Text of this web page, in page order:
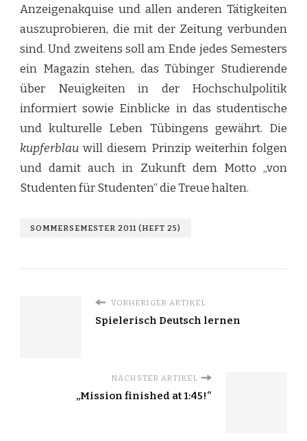
Anzeigenakquise und allen anderen Tätigkeiten
auszuprobieren, die mit der Zeitung verbunden
sind. Und zweitens soll am Ende jedes Semesters
ein Magazin stehen, das Tübinger Studierende
über Neuigkeiten in der Hochschulpolitik
informiert sowie Einblicke in das studentische
und kulturelle Leben Tübingens gewährt. Die
kupferblau will diesem Prinzip weiterhin folgen
und damit auch in Zukunft dem Motto „von
Studenten für Studenten“ die Treue halten.
SOMMERSEMESTER 2011 (HEFT 25)
VORHERIGER ARTIKEL
Spielerisch Deutsch lernen
NÄCHSTER ARTIKEL
„Mission finished at 1:45!“